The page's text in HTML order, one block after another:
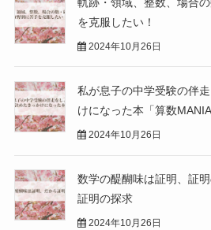
を克服したい！
2024年10月26日
私が息子の中学受験の伴
けになった本「算数MANIA
2024年10月26日
数学の醍醐味は証明、証
証明の探求
2024年10月26日